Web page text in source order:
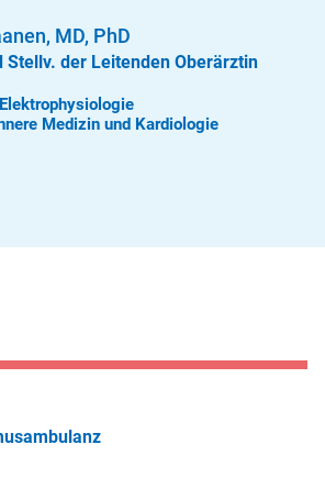
MD, PhD
Stellv. der Leitenden Oberärztin
Medizin und Kardiologie